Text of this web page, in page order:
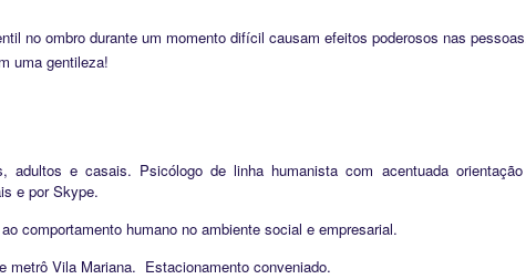
no ombro durante um momento difícil causam efeitos poderosos nas
uma gentileza!
adultos e casais. Psicólogo de linha humanista com acentuada
e por Skype.
comportamento humano no ambiente social e empresarial.
metrô Vila Mariana. Estacionamento conveniado.